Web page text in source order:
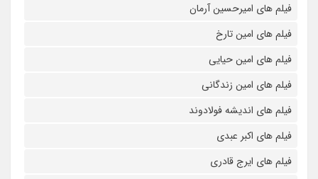
فیلم های امیرحسین آرمان
فیلم های امین تارخ
فیلم های امین حیایی
فیلم های امین زندگانی
فیلم های اندیشه فولادوند
فیلم های اکبر عبدی
فیلم های ایرج قادری